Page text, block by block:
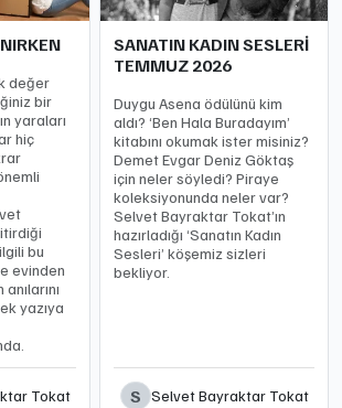
değer
bir
yaraları
hiç
bu
evinden
yazıya
Tokat
SANATIN KADIN SESLERİ
TEMMUZ 2026
Duygu Asena ödülünü kim
aldı? ‘Ben Hala Buradayım’
kitabını okumak ister misiniz?
Demet Evgar Deniz Göktaş
için neler söyledi? Piraye
koleksiyonunda neler var?
Selvet Bayraktar Tokat’ın
hazırladığı ‘Sanatın Kadın
Sesleri’ köşemiz sizleri
bekliyor.
S Selvet Bayraktar Tokat